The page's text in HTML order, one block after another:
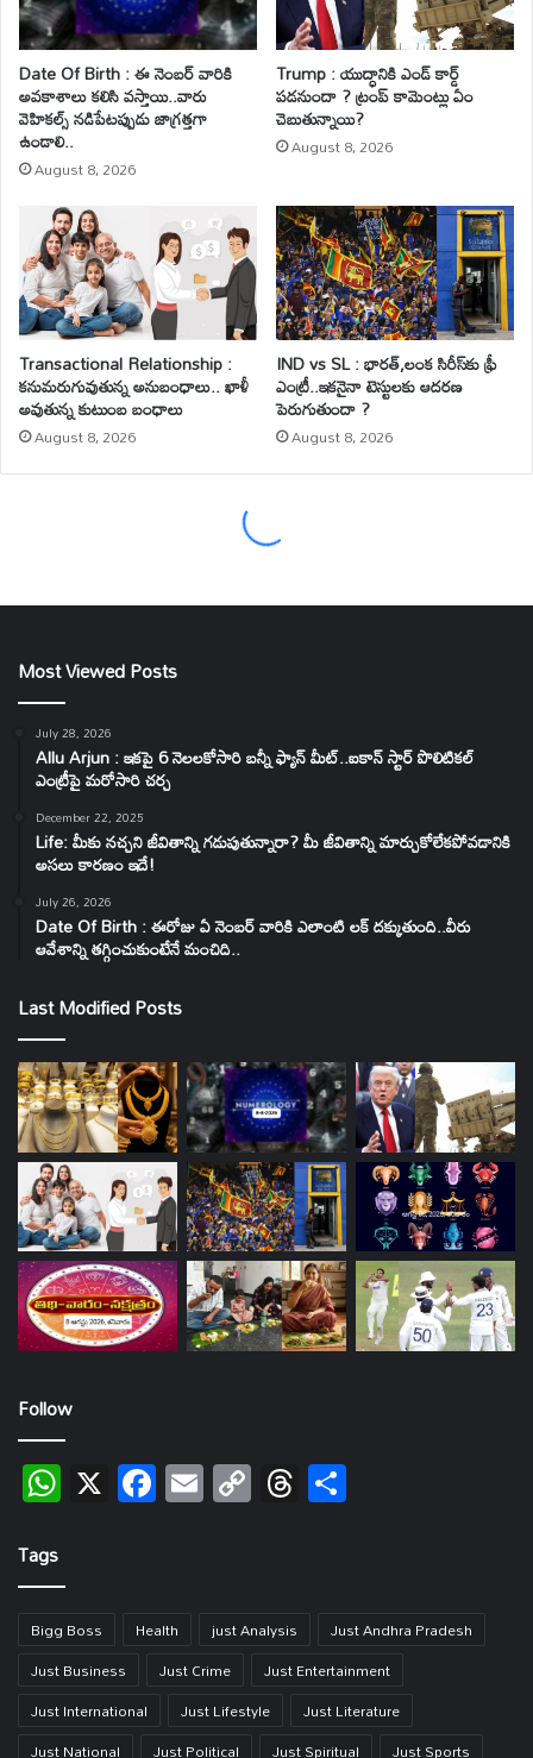
Most Viewed Posts
July 28, 2026
Allu Arjun : ఇకపై 6 నెలలకోసారి బన్నీ ఫ్యాన్ మీట్..ఐకాన్ స్టార్ పొలిటికల్
ఎంట్రీపై మరోసారి చర్చ
December 22, 2025
Life: మీకు నచ్చని జీవితాన్ని గడుపుతున్నారా? మీ జీవితాన్ని మార్చుకోలేకపోవడానికి
అసలు కారణం ఇదే!
July 26, 2026
Date Of Birth : ఈరోజు ఏ నెంబర్ వారికి ఎలాంటి లక్ దక్కుతుంది..వీరు
ఆవేశాన్ని తగ్గించుకుంటేనే మంచిది..
Last Modified Posts
Follow
WhatsApp
X Facebook
EmailCopy
Link
Threads
Tags
Bigg Boss Health just Analysis
Just Andhra Pradesh
Just Business
Just Crime
Just Entertainment
Just International
Just Lifestyle
Just Literature
Just National
Just Political Just Spiritual Just Sports